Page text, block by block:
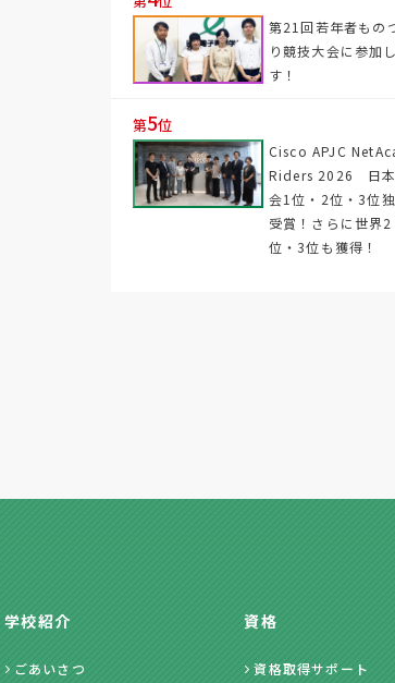
第21回若年者もの
り競技大会に参加
す！
第5位
Cisco APJC
Riders 2026 日
会1位・2位・3位
受賞！さらに世界2
位・3位も獲得！
学校紹介
ごあいさつ
資格
資格取得サポート